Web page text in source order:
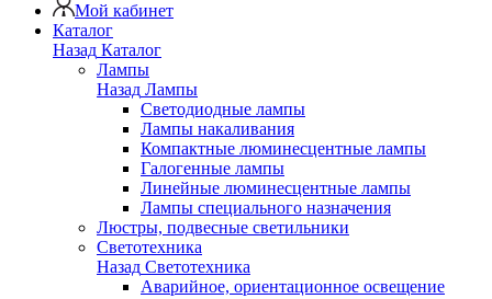
Мой кабинет
Каталог
Назад Каталог
Лампы
Назад Лампы
Светодиодные лампы
Лампы накаливания
Компактные люминесцентные лампы
Галогенные лампы
Линейные люминесцентные лампы
Лампы специального назначения
Люстры, подвесные светильники
Светотехника
Назад Светотехника
Аварийное, ориентационное освещение